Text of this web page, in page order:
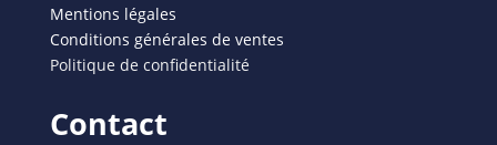
Mentions légales
Conditions générales de ventes
Politique de confidentialité
Contact